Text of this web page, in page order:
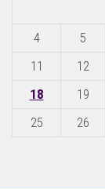
4
5
11
12
18
19
25
26